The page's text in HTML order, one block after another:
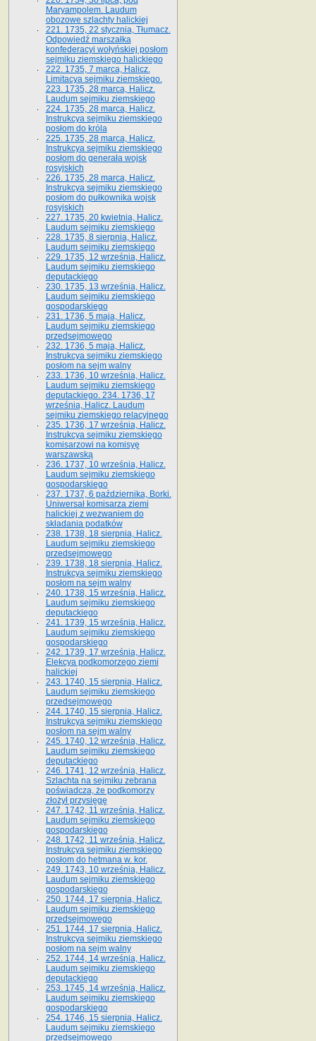
Maryampolem. Laudum
obozowe szlachty halickiej
221. 1735, 22 stycznia, Tłumacz.
Odpowiedź marszałka
konfederacyi wołyńskiej posłom
sejmiku ziemskiego halickiego
222. 1735, 7 marca, Halicz.
Limitacya sejmiku ziemskiego.
223. 1735, 28 marca, Halicz.
Laudum sejmiku ziemskiego
224. 1735, 28 marca, Halicz.
Instrukcya sejmiku ziemskiego
posłom do króla
225. 1735, 28 marca, Halicz.
Instrukcya sejmiku ziemskiego
posłom do generała wojsk
rosyjskich
226. 1735, 28 marca, Halicz.
Instrukcya sejmiku ziemskiego
posłom do pułkownika wojsk
rosyjskich
227. 1735, 20 kwietnia, Halicz.
Laudum sejmiku ziemskiego
228. 1735, 8 sierpnia, Halicz.
Laudum sejmiku ziemskiego
229. 1735, 12 września, Halicz.
Laudum sejmiku ziemskiego
deputackiego
230. 1735, 13 września, Halicz.
Laudum sejmiku ziemskiego
gospodarskiego
231. 1736, 5 maja, Halicz.
Laudum sejmiku ziemskiego
przedsejmowego
232. 1736, 5 maja, Halicz.
Instrukcya sejmiku ziemskiego
posłom na sejm walny
233. 1736, 10 września, Halicz.
Laudum sejmiku ziemskiego
deputackiego. 234. 1736, 17
września, Halicz. Laudum
sejmiku ziemskiego relacyjnego
235. 1736, 17 września, Halicz.
Instrukcya sejmiku ziemskiego
komisarzowi na komisyę
warszawską
236. 1737, 10 września, Halicz.
Laudum sejmiku ziemskiego
gospodarskiego
237. 1737, 6 października, Borki.
Uniwersał komisarza ziemi
halickiej z wezwaniem do
składania podatków
238. 1738, 18 sierpnia, Halicz.
Laudum sejmiku ziemskiego
przedsejmowego
239. 1738, 18 sierpnia, Halicz.
Instrukcya sejmiku ziemskiego
posłom na sejm walny
240. 1738, 15 września, Halicz.
Laudum sejmiku ziemskiego
deputackiego
241. 1739, 15 września, Halicz.
Laudum sejmiku ziemskiego
gospodarskiego
242. 1739, 17 września, Halicz.
Elekcya podkomorzego ziemi
halickiej
243. 1740, 15 sierpnia, Halicz.
Laudum sejmiku ziemskiego
przedsejmowego
244. 1740, 15 sierpnia, Halicz.
Instrukcya sejmiku ziemskiego
posłom na sejm walny
245. 1740, 12 września, Halicz.
Laudum sejmiku ziemskiego
deputackiego
246. 1741, 12 września, Halicz.
Szlachta na sejmiku zebrana
poświadcza, że podkomorzy
złożył przysięgę
247. 1742, 11 września, Halicz.
Laudum sejmiku ziemskiego
gospodarskiego
248. 1742, 11 września, Halicz.
Instrukcya sejmiku ziemskiego
posłom do hetmana w. kor.
249. 1743, 10 września, Halicz.
Laudum sejmiku ziemskiego
gospodarskiego
250. 1744, 17 sierpnia, Halicz.
Laudum sejmiku ziemskiego
przedsejmowego
251. 1744, 17 sierpnia, Halicz.
Instrukcya sejmiku ziemskiego
posłom na sejm walny
252. 1744, 14 września, Halicz.
Laudum sejmiku ziemskiego
deputackiego
253. 1745, 14 września, Halicz.
Laudum sejmiku ziemskiego
gospodarskiego
254. 1746, 15 sierpnia, Halicz.
Laudum sejmiku ziemskiego
przedsejmowego